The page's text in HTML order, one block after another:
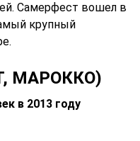
Самерфест вошел в
крупный
МАРОККО)
в 2013 году